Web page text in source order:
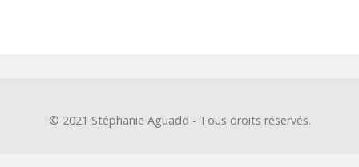
© 2021 Stéphanie Aguado - Tous droits réservés.